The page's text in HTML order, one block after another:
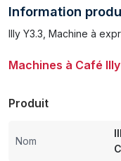
Information
Illy Y3.3, Machine à
Machines à Café Illy
Produit
Nom